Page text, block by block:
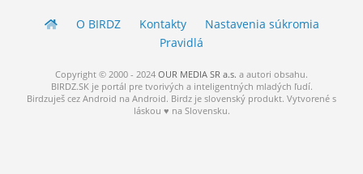
MÔJ PROFIL
ROLETA
O BIRDZ Kontakty
Nastavenia súkromia
Pravidlá
Copyright © 2000 - 2024 OUR MEDIA SR a.s. a autori obsahu.
BIRDZ.SK je portál pre tvorivých a inteligentných mladých ľudí.
Birdzuješ cez Android na Android. Birdz je slovenský produkt. Vytvorené s
láskou ♥ na Slovensku.